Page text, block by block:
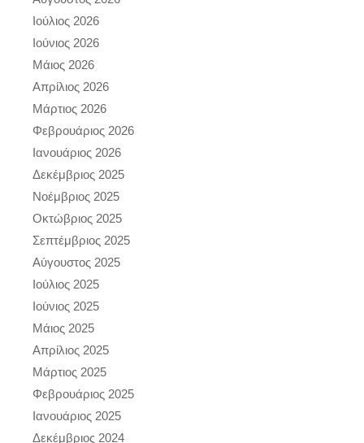
Ιούλιος 2026
Ιούνιος 2026
Μάιος 2026
Απρίλιος 2026
Μάρτιος 2026
Φεβρουάριος 2026
Ιανουάριος 2026
Δεκέμβριος 2025
Νοέμβριος 2025
Οκτώβριος 2025
Σεπτέμβριος 2025
Αύγουστος 2025
Ιούλιος 2025
Ιούνιος 2025
Μάιος 2025
Απρίλιος 2025
Μάρτιος 2025
Φεβρουάριος 2025
Ιανουάριος 2025
Δεκέμβριος 2024